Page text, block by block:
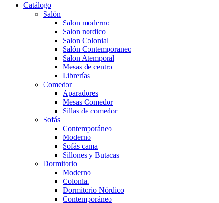
Catálogo
Salón
Salon moderno
Salon nordico
Salon Colonial
Salón Contemporaneo
Salon Atemporal
Mesas de centro
Librerías
Comedor
Aparadores
Mesas Comedor
Sillas de comedor
Sofás
Contemporáneo
Moderno
Sofás cama
Sillones y Butacas
Dormitorio
Moderno
Colonial
Dormitorio Nórdico
Contemporáneo